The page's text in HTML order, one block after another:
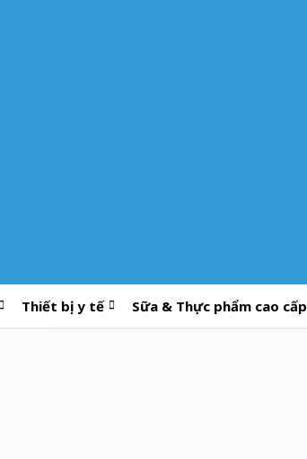
Thiết bị y tế Sữa & Thực phẩm cao cấp